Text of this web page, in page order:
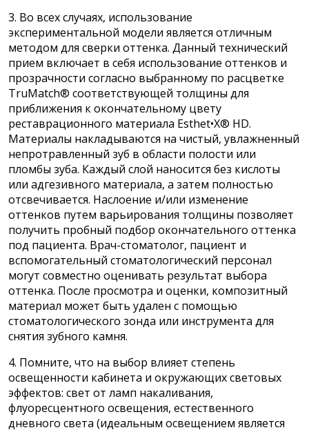
3. Во всех случаях, использование
экспериментальной модели является отличным
методом для сверки оттенка. Данный технический
прием включает в себя использование оттенков и
прозрачности согласно выбранному по расцветке
TruMatch® соответствующей толщины для
приближения к окончательному цвету
реставрационного материала Esthet•X® HD.
Материалы накладываются на чистый, увлажненный
непротравленный зуб в области полости или
пломбы зуба. Каждый слой наносится без кислоты
или адгезивного материала, а затем полностью
отсвечивается. Наслоение и/или изменение
оттенков путем варьирования толщины позволяет
получить пробный подбор окончательного оттенка
под пациента. Врач-стоматолог, пациент и
вспомогательный стоматологический персонал
могут совместно оценивать результат выбора
оттенка. После просмотра и оценки, композитный
материал может быть удален с помощью
стоматологического зонда или инструмента для
снятия зубного камня.
4. Помните, что на выбор влияет степень
освещенности кабинета и окружающих световых
эффектов: свет от ламп накаливания,
флуоресцентного освещения, естественного
дневного света (идеальным освещением является